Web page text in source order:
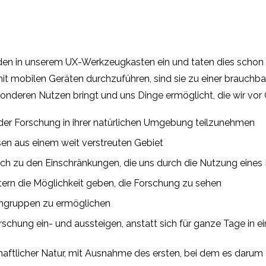
in unserem UX-Werkzeugkasten ein und taten dies
mobilen Geräten durchzuführen, sind sie zu einer
Nutzen bringt und uns Dinge ermöglicht, die wir
Forschung in ihrer natürlichen Umgebung teilzunehmen
aus einem weit verstreuten Gebiet
zu den Einschränkungen, die uns durch die Nutzung
die Möglichkeit geben, die Forschung zu sehen
zu ermöglichen
ein- und aussteigen, anstatt sich für ganze Tage in
Natur, mit Ausnahme des ersten, bei dem es